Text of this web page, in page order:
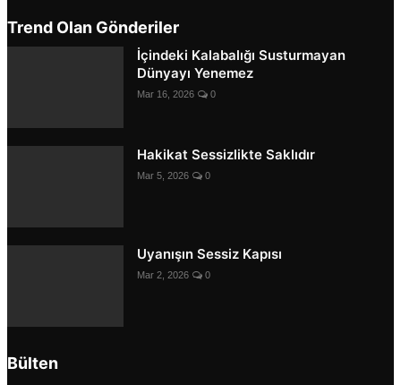
Trend Olan Gönderiler
İçindeki Kalabalığı Susturmayan
Dünyayı Yenemez
Mar 16, 2026 0
Hakikat Sessizlikte Saklıdır
Mar 5, 2026 0
Uyanışın Sessiz Kapısı
Mar 2, 2026 0
Bülten